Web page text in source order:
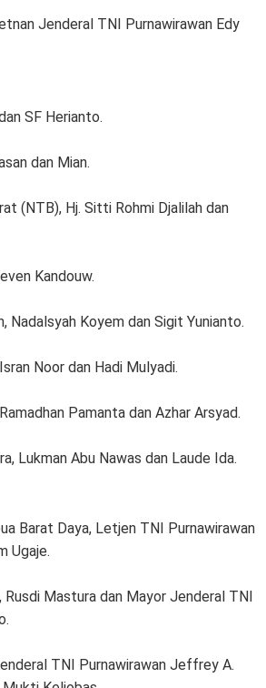
Jenderal TNI Purnawirawan Edy
SF Herianto.
dan Mian.
(NTB), Hj. Sitti Rohmi Djalilah dan
Kandouw.
Nadalsyah Koyem dan Sigit Yunianto.
Noor dan Hadi Mulyadi.
Pamanta dan Azhar Arsyad.
Lukman Abu Nawas dan Laude Ida.
Barat Daya, Letjen TNI Purnawirawan
Ugaje.
Rusdi Mastura dan Mayor Jenderal TNI
TNI Purnawirawan Jeffrey A.